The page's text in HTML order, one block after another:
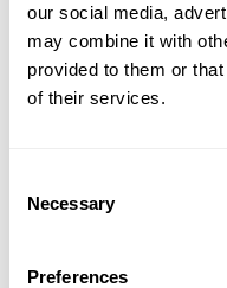
our social media,
may combine it with
provided to them or
of their services.
Selection
Necessary
Preferences